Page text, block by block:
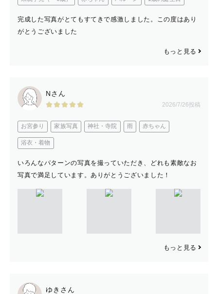
完成した写真がとてもすてきで感激しました。この度はあり
がとうございました
もっと見る
Nさん
2026/7/26投稿
お宮参り 家族写真 神社・寺院 雨 赤ちゃん
浴衣・着物
いろんなパターンの写真を撮っていただき、どれも素敵なお
写真で満足しています。ありがとうございました！
もっと見る
ゆきさん